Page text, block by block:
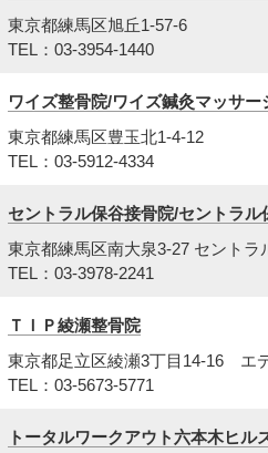
東京都練馬区旭丘1-57-6
TEL：03-3954-1440
ワイズ整骨院/ワイズ鍼灸マッサー
東京都練馬区豊玉北1-4-12
TEL：03-5912-4334
セントラル保谷接骨院/セントラル
東京都練馬区南大泉3-27 セント
TEL：03-3978-2241
ＴＩＰ綾瀬整骨院
東京都足立区綾瀬3丁目14-16 エ
TEL：03-5673-5771
トータルワークアウト六本木ヒル